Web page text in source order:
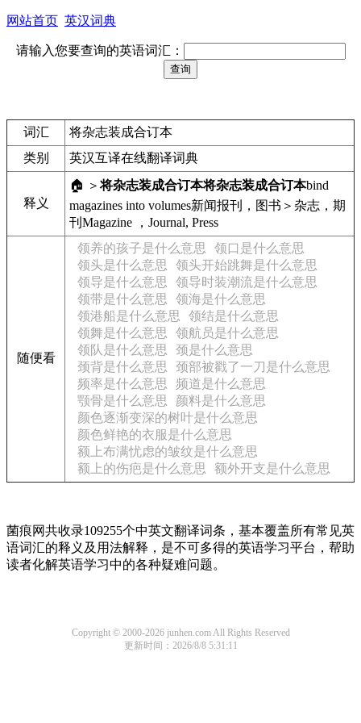
网站首页 英汉词典
请输入您要查询的英语词汇：
词汇
将杂志装成合订本
类别
英汉互译在线翻译词典
释义
🏠 ＞将杂志装成合订本将杂志装成合订本bind
magazines into volumes新闻报刊，图书＞杂志，期
刊 Magazine ，Journal, Press
随便看
领养的孩子是什么意思
领口是什么意思
领头是什么意思
领头开始跳舞是什么意思
领导是什么意思
领导时装潮流是什么意思
领带是什么意思
领海是什么意思
领港船是什么意思
领结是什么意思
领舞是什么意思
领航员是什么意思
领队是什么意思
颈是什么意思
颈背是什么意思
颈部被戳了一刀是什么意思
频率是什么意思
频道是什么意思
颚骨是什么意思
颜料是什么意思
颜色逐渐变深的树叶是什么意思
颜色鲜艳的衣服是什么意思
额上布满忧虑的皱纹是什么意思
额上的伤疤是什么意思
额外开支是什么意思
菌痕网共收录109255个中英文翻译词条，基本覆盖所有常见英
语词汇的释义及用法解释，是不可多得的英语学习平台，帮助
读者化解英语学习中的各种疑难问题。
Copyright © 2000-2026 junhen.com All Rights Reserved
更新时间：2026/8/8 5:31:11